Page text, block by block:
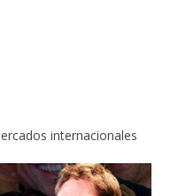
internacionales